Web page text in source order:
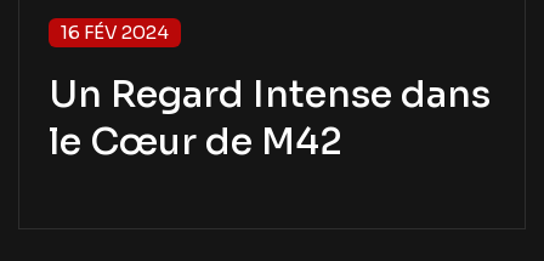
16 FÉV 2024
Un Regard Intense dans
le Cœur de M42